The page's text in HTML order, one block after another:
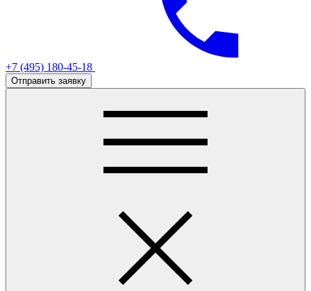
+7 (495) 180-45-18
Отправить заявку